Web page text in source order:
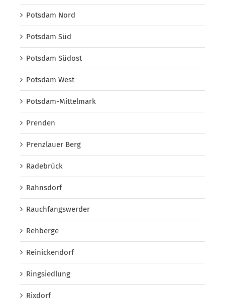
Potsdam Nord
Potsdam Süd
Potsdam Südost
Potsdam West
Potsdam-Mittelmark
Prenden
Prenzlauer Berg
Radebrück
Rahnsdorf
Rauchfangswerder
Rehberge
Reinickendorf
Ringsiedlung
Rixdorf